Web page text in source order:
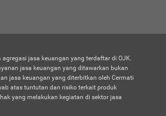
jasa keuangan yang terdaftar di OJK.
jasa keuangan yang ditawarkan bukan
jasa keuangan yang diterbitkan oleh Cermati
atas tuntutan dan risiko terkait produk
yang melakukan kegiatan di sektor jasa